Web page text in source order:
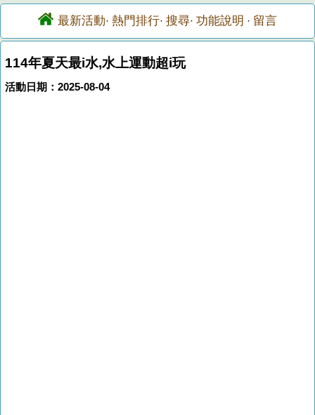
最新活動· 熱門排行· 搜尋· 功能說明 · 留言
114年夏天最i水,水上運動超i玩
活動日期：2025-08-04